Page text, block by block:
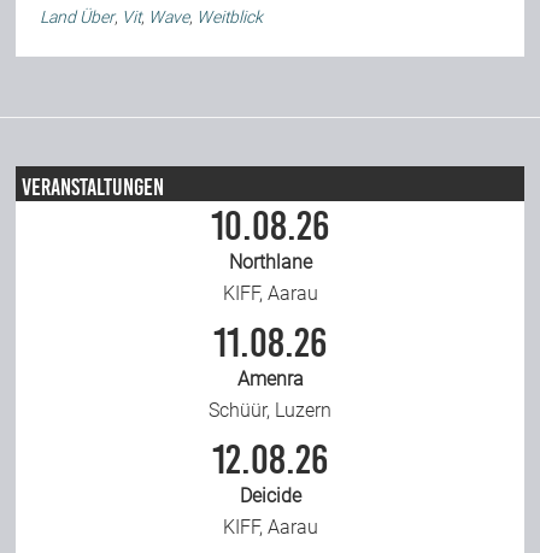
Land Über, Vit, Wave, Weitblick
Veranstaltungen
10.08.26
Northlane
KIFF, Aarau
11.08.26
Amenra
Schüür, Luzern
12.08.26
Deicide
KIFF, Aarau